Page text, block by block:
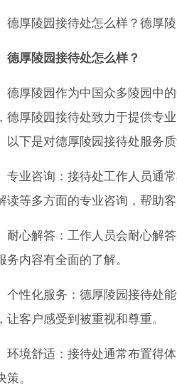
德厚陵园接待处怎么样？德厚
德厚陵园接待处怎么样？
德厚陵园作为中国众多陵园中
德厚陵园接待处致力于提供专
以下是对德厚陵园接待处服务质
专业咨询：接待处工作人员通
读等多方面的专业咨询，帮助客
耐心解答：工作人员会耐心解
务内容有全面的了解。
个性化服务：德厚陵园接待处
让客户感受到被重视和尊重。
环境舒适：接待处通常布置得
策。